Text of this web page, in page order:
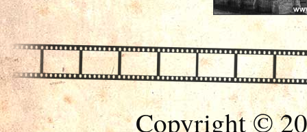
Copyright ©